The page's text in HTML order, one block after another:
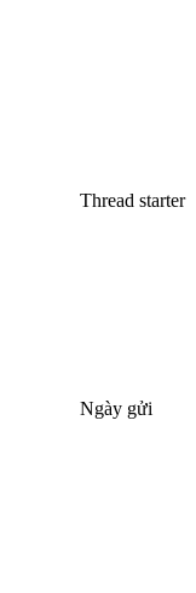
Thread starter
Ngày gửi